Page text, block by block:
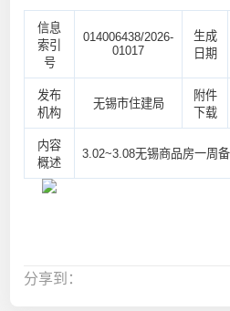
信息
索引
号
014006438/2026-
01017
生成
日期
发布
机构
无锡市住建局
附件
下载
内容
概述
3.02~3.08无锡商品房一周
分享到：